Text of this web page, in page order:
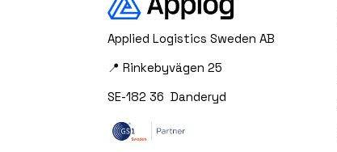
Applied Logistics Sweden AB
📍 Rinkebyvägen 25
SE-182 36 Danderyd